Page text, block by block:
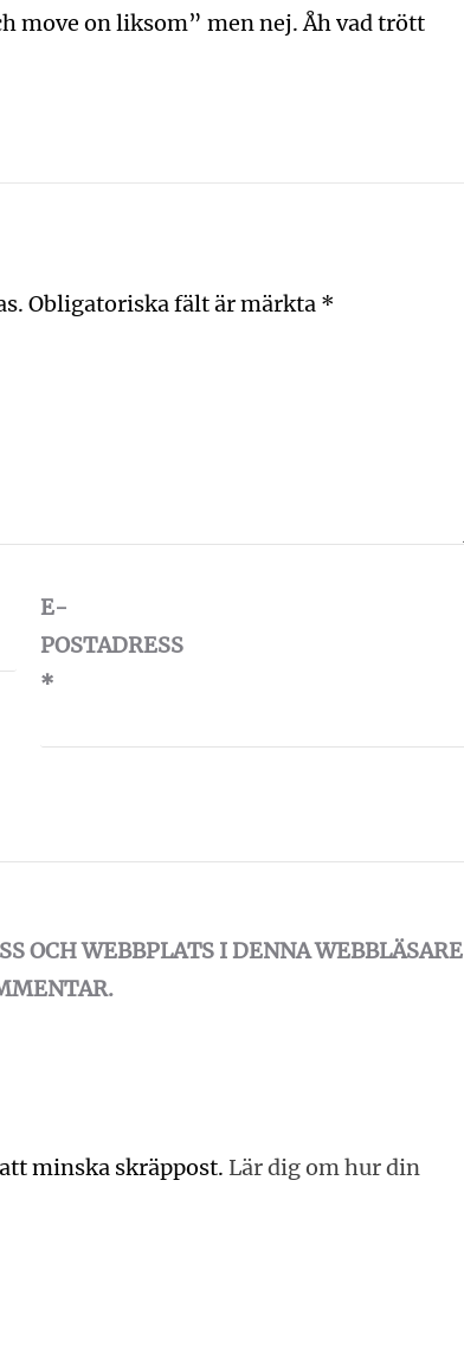
move on liksom” men nej. Åh vad trött
Obligatoriska fält är märkta *
E-
POSTADRESS
*
OCH WEBBPLATS I DENNA WEBBLÄSARE
minska skräppost. Lär dig om hur din